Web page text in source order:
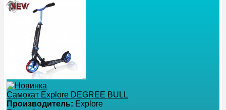
Самокат Explore DEGREE BULL
Производитель: Explore